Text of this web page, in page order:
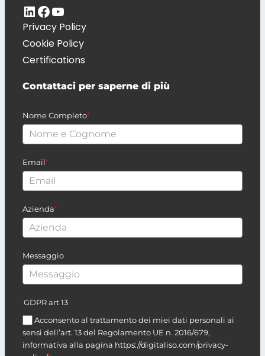
LinkedIn Pagina Facebook di Digitaliso Canale Youtube di QSA.net
Privacy Policy
Cookie Policy
Certifications
Contattaci per saperne di più
Nome Completo*
Email*
Azienda*
Messaggio
GDPR art 13
Acconsento al trattamento dei miei dati personali ai
sensi dell’art. 13 del Regolamento UE n. 2016/679,
informativa alla pagina https://digitaliso.com/privacy-